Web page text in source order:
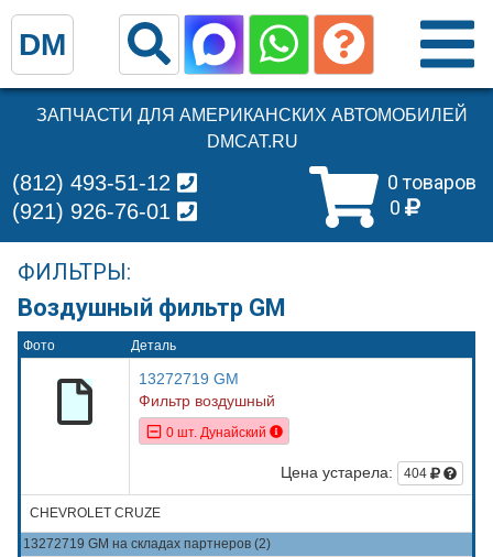
ЗАПЧАСТИ ДЛЯ АМЕРИКАНСКИХ АВТОМОБИЛЕЙ
DMCAT.RU
0 товаров
0
(812) 493-51-12
(921) 926-76-01
ФИЛЬТРЫ:
Воздушный фильтр GM
Фото Деталь
13272719 GM
Фильтр воздушный
0 шт. Дунайский
Цена устарела: 404
CHEVROLET CRUZE
13272719 GM на складах партнеров (2)
DM